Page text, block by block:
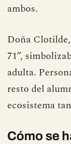
ambos.
Doña
71”,
adulta.
resto del
ecosistema
Cómo se